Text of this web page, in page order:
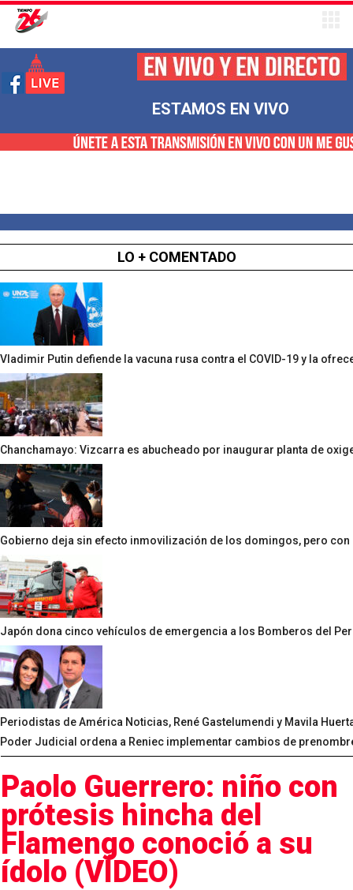
ESTAMOS EN VIVO
LO + COMENTADO
Vladimir Putin defiende la vacuna rusa contra el COVID-19 y la
Chanchamayo: Vizcarra es abucheado por inaugurar planta de
Gobierno deja sin efecto inmovilización de los domingos, pero
Japón dona cinco vehículos de emergencia a los Bomberos del
Periodistas de América Noticias, René Gastelumendi y Mavila
Poder Judicial ordena a Reniec implementar cambios de
Paolo Guerrero: niño con
prótesis hincha del
Flamengo conoció a su
ídolo (VÍDEO)